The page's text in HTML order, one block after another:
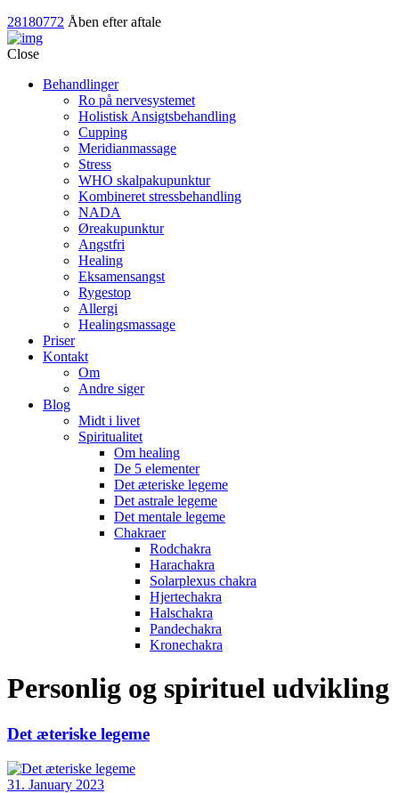
28180772 Åben efter aftale
Close
Behandlinger
Ro på nervesystemet
Holistisk Ansigtsbehandling
Cupping
Meridianmassage
Stress
WHO skalpakupunktur
Kombineret stressbehandling
NADA
Øreakupunktur
Angstfri
Healing
Eksamensangst
Rygestop
Allergi
Healingsmassage
Priser
Kontakt
Om
Andre siger
Blog
Midt i livet
Spiritualitet
Om healing
De 5 elementer
Det æteriske legeme
Det astrale legeme
Det mentale legeme
Chakraer
Rodchakra
Harachakra
Solarplexus chakra
Hjertechakra
Halschakra
Pandechakra
Kronechakra
Personlig og spirituel udvikling
Det æteriske legeme
31. January 2023